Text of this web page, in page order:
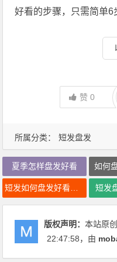
所属分类： 短发盘发
好看的步骤，只需简单6
赞0
夏季怎样盘发好看 如何
短发如何盘发好看图解 短发
版权声明：本站原
22:47:58，由